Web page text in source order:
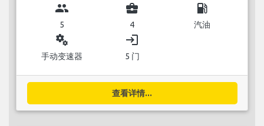
group
5
business_center
4
local_gas_station
汽油
miscellaneous_services
手动变速器
login
5 门
查看详情...